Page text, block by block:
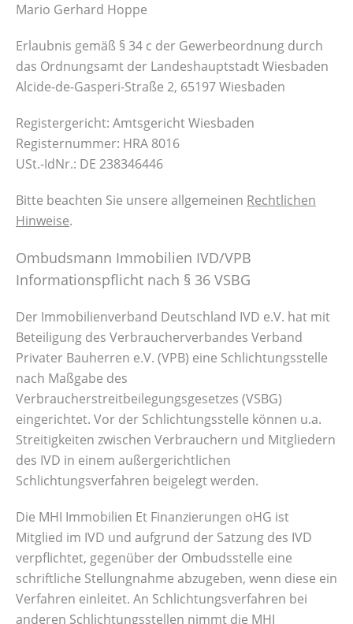
Mario Gerhard Hoppe
Erlaubnis gemäß § 34 c der Gewerbeordnung durch
das Ordnungsamt der Landeshauptstadt Wiesbaden
Alcide-de-Gasperi-Straße 2, 65197 Wiesbaden
Registergericht: Amtsgericht Wiesbaden
Registernummer: HRA 8016
USt.-IdNr.: DE 238346446
Bitte beachten Sie unsere allgemeinen Rechtlichen
Hinweise.
Ombudsmann Immobilien IVD/VPB
Informationspflicht nach § 36 VSBG
Der Immobilienverband Deutschland IVD e.V. hat mit
Beteiligung des Verbraucherverbandes Verband
Privater Bauherren e.V. (VPB) eine Schlichtungsstelle
nach Maßgabe des
Verbraucherstreitbeilegungsgesetzes (VSBG)
eingerichtet. Vor der Schlichtungsstelle können u.a.
Streitigkeiten zwischen Verbrauchern und Mitgliedern
des IVD in einem außergerichtlichen
Schlichtungsverfahren beigelegt werden.
Die MHI Immobilien Et Finanzierungen oHG ist
Mitglied im IVD und aufgrund der Satzung des IVD
verpflichtet, gegenüber der Ombudsstelle eine
schriftliche Stellungnahme abzugeben, wenn diese ein
Verfahren einleitet. An Schlichtungsverfahren bei
anderen Schlichtungsstellen nimmt die MHI